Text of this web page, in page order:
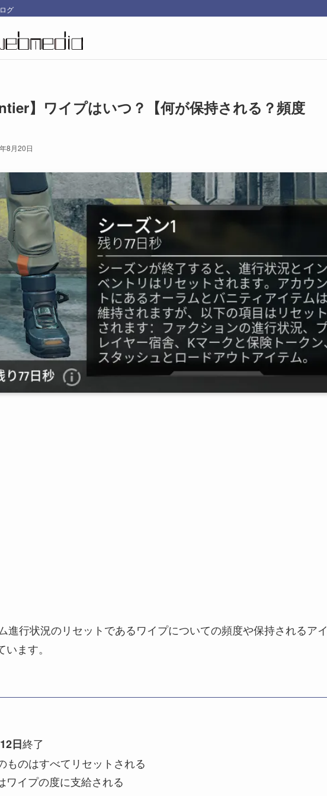
グ
】ワイプはいつ？【何が保持される？頻度
8月20日
進行状況のリセットであるワイプについての頻度や保持されるアイ
ます。
日終了
ものはすべてリセットされる
ワイプの度に支給される